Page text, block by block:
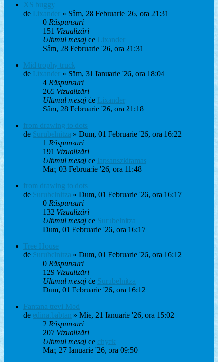
XS buggy
de Lixander » Sâm, 28 Februarie '26, ora 21:31
0 Răspunsuri
151 Vizualizări
Ultimul mesaj de Lixander
Sâm, 28 Februarie '26, ora 21:31
Mid trophy truck
de Lixander » Sâm, 31 Ianuarie '26, ora 18:04
4 Răspunsuri
265 Vizualizări
Ultimul mesaj de Lixander
Sâm, 28 Februarie '26, ora 21:18
from drawing to dots
de Surubelnitza » Dum, 01 Februarie '26, ora 16:22
1 Răspunsuri
191 Vizualizări
Ultimul mesaj de lapsanszkitamas
Mar, 03 Februarie '26, ora 11:48
from drawing to dots
de Surubelnitza » Dum, 01 Februarie '26, ora 16:17
0 Răspunsuri
132 Vizualizări
Ultimul mesaj de Surubelnitza
Dum, 01 Februarie '26, ora 16:17
Tree House
de Surubelnitza » Dum, 01 Februarie '26, ora 16:12
0 Răspunsuri
129 Vizualizări
Ultimul mesaj de Surubelnitza
Dum, 01 Februarie '26, ora 16:12
Fantana trevi Mod
de edina.babtan » Mie, 21 Ianuarie '26, ora 15:02
2 Răspunsuri
207 Vizualizări
Ultimul mesaj de chyck
Mar, 27 Ianuarie '26, ora 09:50